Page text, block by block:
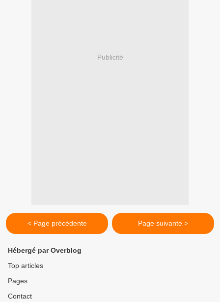
Publicité
< Page précédente Page suivante >
Hébergé par Overblog
Top articles
Pages
Contact